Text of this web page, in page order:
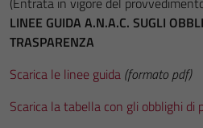
LINEE GUIDA A.N.A.C. SUGLI
TRASPARENZA
Scarica le linee guida (formato pdf)
Scarica la tabella con gli obblighi di